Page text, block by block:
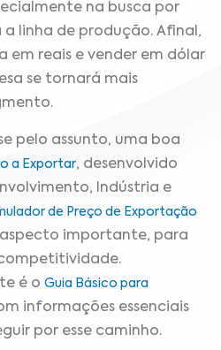
na busca por
a linha de produção. Afinal,
reais e vender em dólar
se tornará mais
pelo assunto, uma boa
a Exportar, desenvolvido
Indústria e
de Preço de Exportação
importante, para
é o Guia Básico para
informações essenciais
por esse caminho.